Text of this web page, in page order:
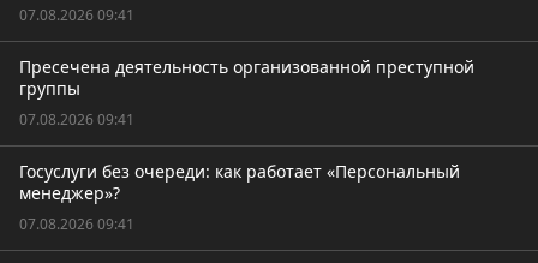
07.08.2026 09:41
Пресечена деятельность организованной преступной
группы
07.08.2026 09:41
Госуслуги без очереди: как работает «Персональный
менеджер»?
07.08.2026 09:41